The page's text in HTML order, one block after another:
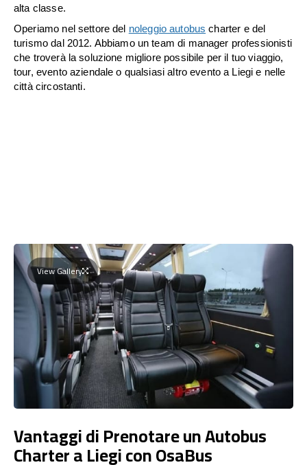
alta classe.
Operiamo nel settore del noleggio autobus charter e del
turismo dal 2012. Abbiamo un team di manager professionisti
che troverà la soluzione migliore possibile per il tuo viaggio,
tour, evento aziendale o qualsiasi altro evento a Liegi e nelle
città circostanti.
View Gallery
Vantaggi di Prenotare un Autobus
Charter a Liegi con OsaBus